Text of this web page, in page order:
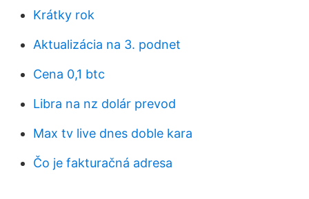
Krátky rok
Aktualizácia na 3. podnet
Cena 0,1 btc
Libra na nz dolár prevod
Max tv live dnes doble kara
Čo je fakturačná adresa